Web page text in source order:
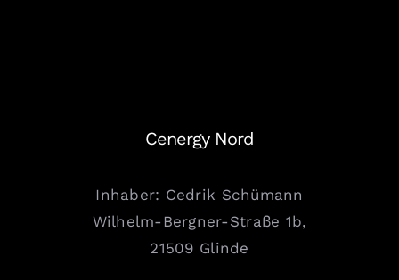
Cenergy Nord
Inhaber: Cedrik Schümann
Wilhelm-Bergner-Straße 1b,
21509 Glinde